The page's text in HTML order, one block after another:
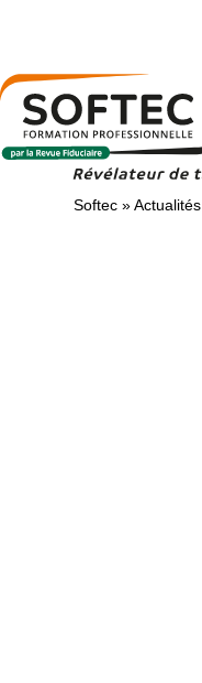
Softec »Actualités